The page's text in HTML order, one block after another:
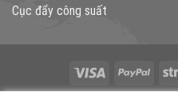
Cục đẩy công suất